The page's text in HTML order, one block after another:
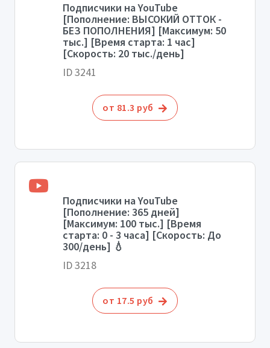
Подписчики на YouTube
[Пополнение: ВЫСОКИЙ ОТТОК -
БЕЗ ПОПОЛНЕНИЯ] [Максимум: 50
тыс.] [Время старта: 1 час]
[Скорость: 20 тыс./день]
ID 3241
от 81.3 руб
Подписчики на YouTube
[Пополнение: 365 дней]
[Максимум: 100 тыс.] [Время
старта: 0 - 3 часа] [Скорость: До
300/день] 💧
ID 3218
от 17.5 руб